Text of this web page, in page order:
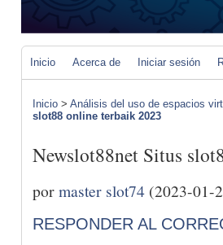
Inicio Acerca de Iniciar sesión
Inicio > Análisis del uso de espacios
slot88 online terbaik 2023
Newslot88net Situs
pormaster slot74 (2023-01-
RESPONDER AL